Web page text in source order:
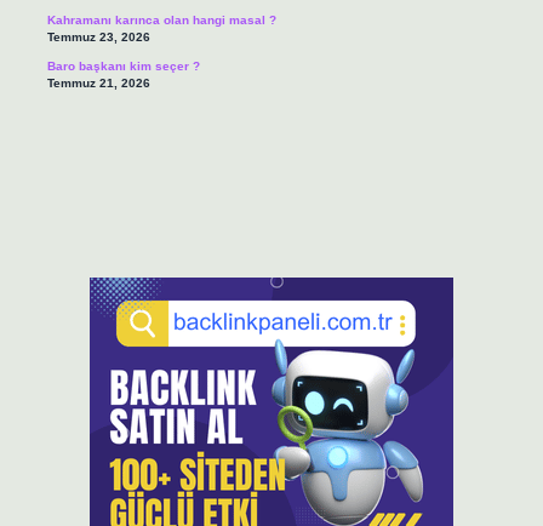
Kahramanı karınca olan hangi masal ?
Temmuz 23, 2026
Baro başkanı kim seçer ?
Temmuz 21, 2026